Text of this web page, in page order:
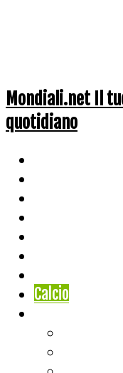
Mondiali.net Il
quotidiano
Calcio